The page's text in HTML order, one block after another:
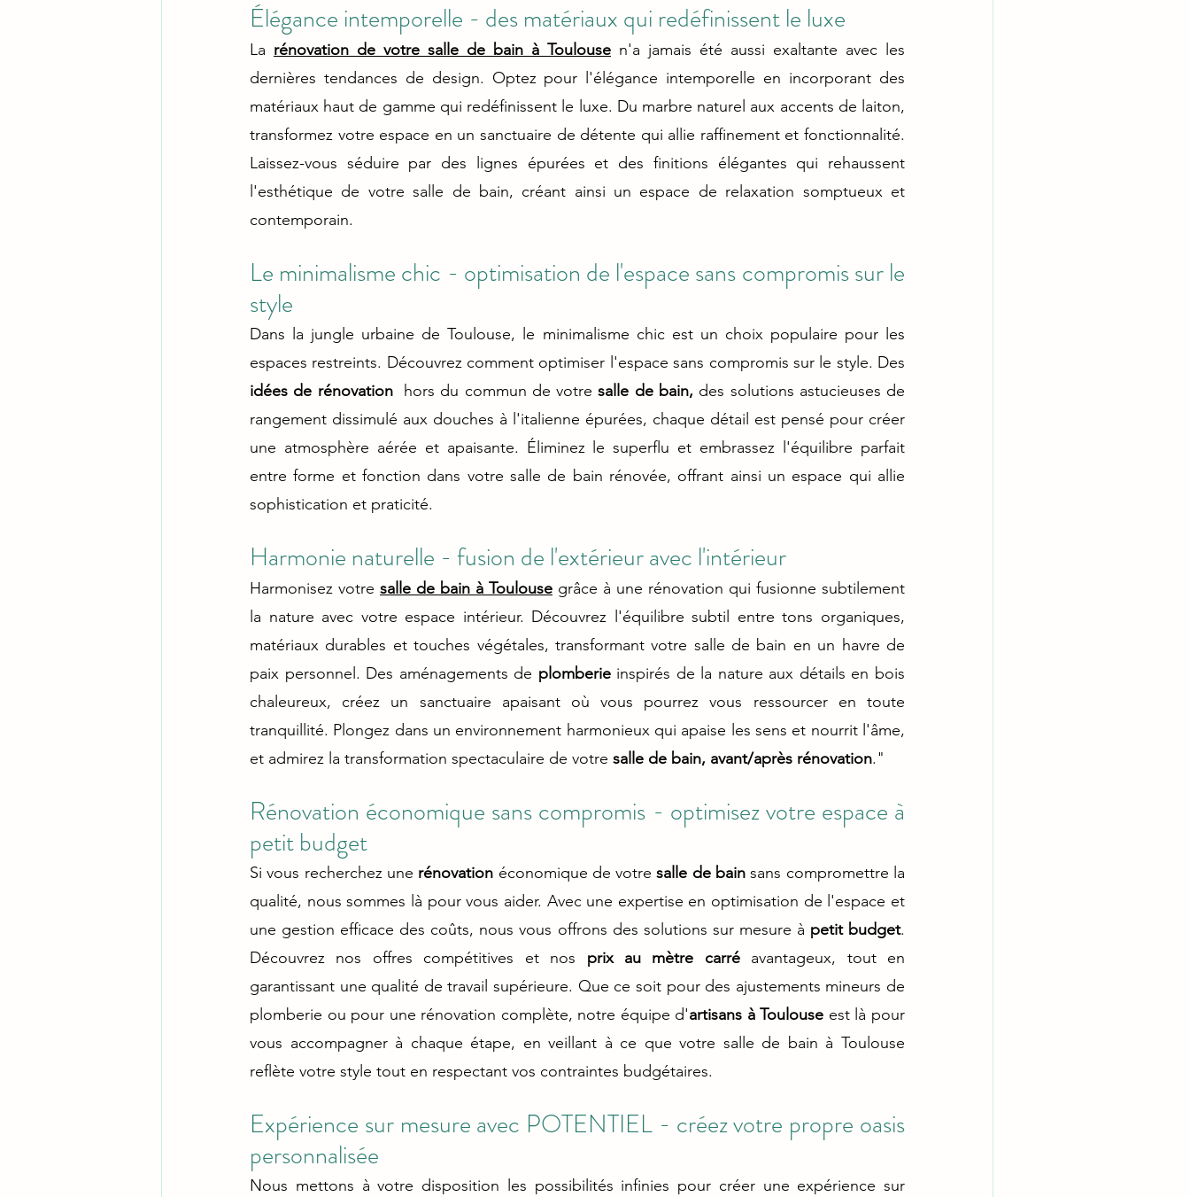
Élégance intemporelle - des matériaux qui redéfinissent le luxe
La rénovation de votre salle de bain à Toulouse n'a jamais été aussi exaltante avec les
dernières tendances de design. Optez pour l'élégance intemporelle en incorporant des
matériaux haut de gamme qui redéfinissent le luxe. Du marbre naturel aux accents de laiton,
transformez votre espace en un sanctuaire de détente qui allie raffinement et fonctionnalité.
Laissez-vous séduire par des lignes épurées et des finitions élégantes qui rehaussent
l'esthétique de votre salle de bain, créant ainsi un espace de relaxation somptueux et
contemporain.
Le minimalisme chic - optimisation de l'espace sans compromis sur le
style
Dans la jungle urbaine de Toulouse, le minimalisme chic est un choix populaire pour les
idées de rénovation
  hors du commun de votre
salle de bain, des solutions astucieuses de
rangement dissimulé aux douches à l'italienne épurées, chaque détail est pensé pour créer
une atmosphère aérée et apaisante. Éliminez le superflu et embrassez l'équilibre parfait
entre forme et fonction dans votre salle de bain rénovée, offrant ainsi un espace qui allie
sophistication et praticité.
Harmonie naturelle - fusion de l'extérieur avec l'intérieur
Harmonisez votre salle de bain à Toulouse grâce à une rénovation qui fusionne subtilement
la nature avec votre espace intérieur. Découvrez l'équilibre subtil entre tons organiques,
matériaux durables et touches végétales, transformant votre salle de bain en un havre de
paix personnel. Des aménagements de plomberie inspirés de la nature aux détails en bois
chaleureux, créez un sanctuaire apaisant où vous pourrez vous ressourcer en toute
tranquillité. Plongez dans un environnement harmonieux qui apaise les sens et nourrit l'âme,
et admirez la transformation spectaculaire de votre salle de bain, avant/après rénovation."
Rénovation économique sans compromis - optimisez votre espace à
petit budget
Si vous recherchez une rénovation économique de votre salle de bain sans compromettre la
qualité, nous sommes là pour vous aider. Avec une expertise en optimisation de l'espace et
une gestion efficace des coûts, nous vous offrons des solutions sur mesure à petit budget.
Découvrez nos offres compétitives et nos prix au mètre carré avantageux, tout en
garantissant une qualité de travail supérieure. Que ce soit pour des ajustements mineurs de
plomberie ou pour une rénovation complète, notre équipe d'artisans à Toulouse est là pour
vous accompagner à chaque étape, en veillant à ce que votre salle de bain à Toulouse
reflète votre style tout en respectant vos contraintes budgétaires.
Expérience sur mesure avec POTENTIEL - créez votre propre oasis
personnalisée
Nous mettons à votre disposition les possibilités infinies pour créer une expérience sur